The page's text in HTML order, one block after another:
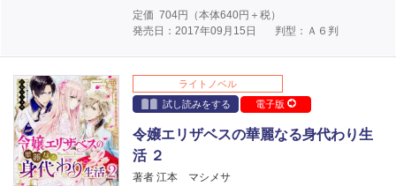
定価 704円（本体640円＋税）
発売日：2017年09月15日
判型：Ａ６判
ライトノベル
試し読みをする
電子版
令嬢エリザベスの華麗なる身代わり生
活 ２
著者 江本 マシメサ